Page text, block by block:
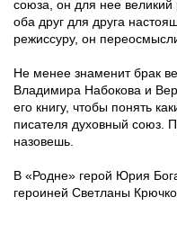
союза, он для нее великий
оба друг для друга
режиссуру, он
Не менее знаменит брак
Владимира Набокова и
его книгу, чтобы понять
писателя духовный союз.
назовешь.
В «Родне» герой Юрия
героиней Светланы